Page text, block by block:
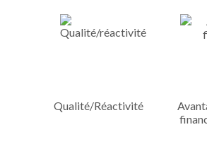
Qualité/Réactivité